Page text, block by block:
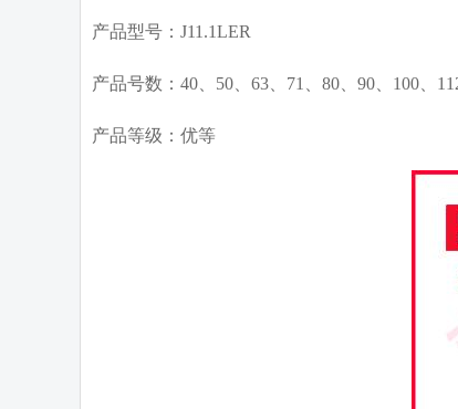
产品型号：J11.1LER
产品号数：40、50、63、71、80、90、100、
产品等级：优等